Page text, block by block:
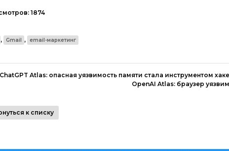
1874
, Gmail , email-маркетинг
ChatGPT Atlas: опасная уязвимость памяти стала инструментом
OpenAI Atlas: браузер
к списку